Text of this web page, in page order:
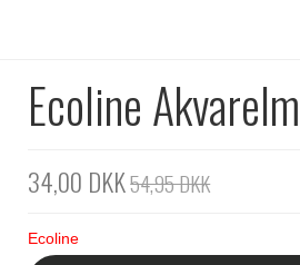
Ecoline
34,00 DKK54,95 DKK
Ecoline